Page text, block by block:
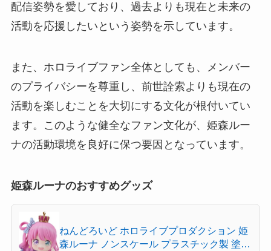
配信姿勢を愛しており、過去よりも現在と未来の
活動を応援したいという姿勢を示しています。
また、ホロライブファン全体としても、メンバー
のプライバシーを尊重し、前世詮索よりも現在の
活動を楽しむことを大切にする文化が根付いてい
ます。このような健全なファン文化が、姫森ルー
ナの活動環境を良好に保つ要因となっています。
姫森ルーナのおすすめグッズ
ねんどろいど ホロライブプロダクション 姫
森ルーナ ノンスケール プラスチック製 塗装